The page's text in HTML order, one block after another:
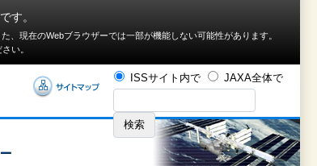
す。
、現在のWebブラウザーでは⼀部が機能しない可能性があります。
い。
ISSサイト内で JAXA全体で